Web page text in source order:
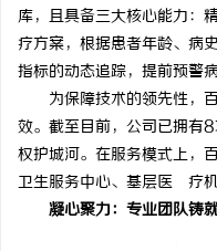
库，且具备三大核心能力：
疗方案，根据患者年龄、病
指标的动态追踪，提前预警病
为保障技术的领先性，百
效。截至目前，公司已拥有
权护城河。在服务模式上
卫生服务中心、基层医 疗
凝心聚力：专业团队铸